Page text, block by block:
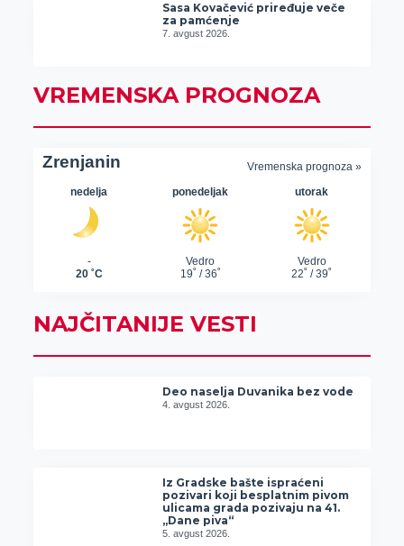
Sasa Kovačević priređuje veče
za pamćenje
7. avgust 2026.
VREMENSKA PROGNOZA
NAJČITANIJE VESTI
Deo naselja Duvanika bez vode
4. avgust 2026.
Iz Gradske bašte ispraćeni
pozivari koji besplatnim pivom
ulicama grada pozivaju na 41.
„Dane piva“
5. avgust 2026.